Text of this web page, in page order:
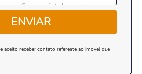
ENVIAR
e aceito receber contato referente ao imovel que